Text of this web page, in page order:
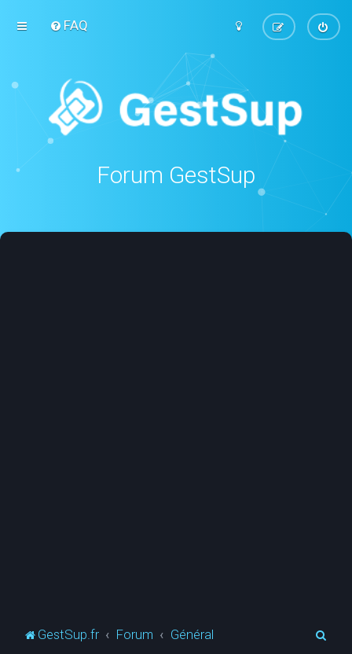
FAQ
Forum GestSup
GestSup.fr Forum Général